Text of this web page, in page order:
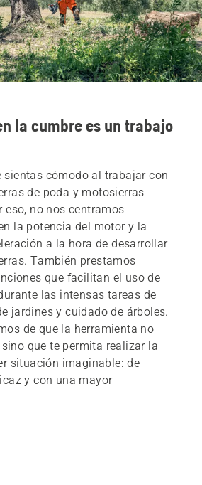
la cumbre es un trabajo
sientas cómodo al trabajar con
de poda y motosierras
eso, no nos centramos
la potencia del motor y la
a la hora de desarrollar
También prestamos
que facilitan el uso de
las intensas tareas de
jardines y cuidado de árboles.
de que la herramienta no
que te permita realizar la
situación imaginable: de
y con una mayor